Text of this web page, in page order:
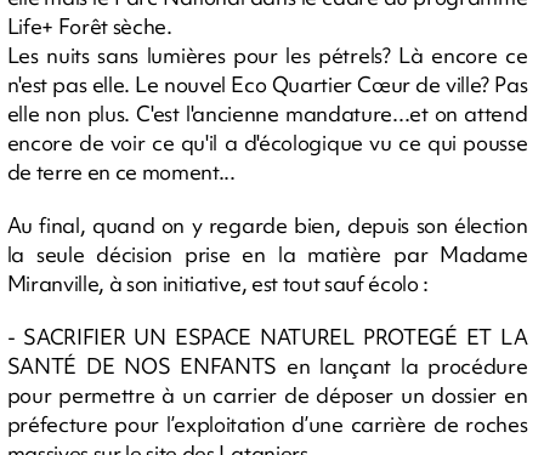
Life+ Forêt sèche.
Les nuits sans lumières pour les pétrels? Là encore ce
n'est pas elle. Le nouvel Eco Quartier Cœur de ville? Pas
elle non plus. C'est l'ancienne mandature...et on attend
encore de voir ce qu'il a d'écologique vu ce qui pousse
de terre en ce moment...
Au final, quand on y regarde bien, depuis son élection
la seule décision prise en la matière par Madame
Miranville, à son initiative, est tout sauf écolo :
- SACRIFIER UN ESPACE NATUREL PROTEGÉ ET LA
SANTÉ DE NOS ENFANTS en lançant la procédure
pour permettre à un carrier de déposer un dossier en
préfecture pour l’exploitation d’une carrière de roches